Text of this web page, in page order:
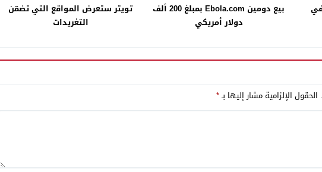
بيع دومين Ebola.com بمبلغ 200 ألف
دولار أمريكي
تويتر ستعرض المواقع التي تضمّن
التغريدات
الحقول الإلزامية مشار إليها بـ*